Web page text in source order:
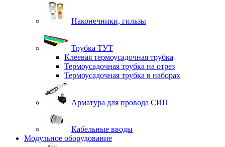
Наконечники, гильзы
Трубка ТУТ
Клеевая термоусадочная трубка
Термоусадочная трубка на отрез
Термоусадочная трубка в наборах
Арматура для провода СИП
Кабельные вводы
Модульное оборудование